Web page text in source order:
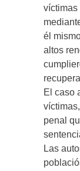
víctimas
él
altos
El caso
penal
Las